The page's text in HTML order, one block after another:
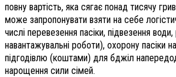
повну вартість, яка сягає понад тисячу
може запропонувати взяти на себе
числі перевезення пасіки, підвезення
навантажувальні роботи), охорону пасіки
підгодівлю (коштами) для бджіл
нарощення сили сімей.